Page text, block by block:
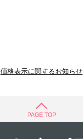
価格表示に関するお知らせ
PAGE TOP